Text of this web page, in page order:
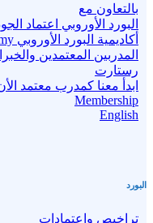
بالتعاون مع
البورد الأوروبي اعتماد
أكاديمية البورد الأوروبي European Board Academy
المدربين المعتمدين
رستارت
ابدأ معنا كمدرب معتمد
Membership
English
البورد
تراخيص واعتمادات